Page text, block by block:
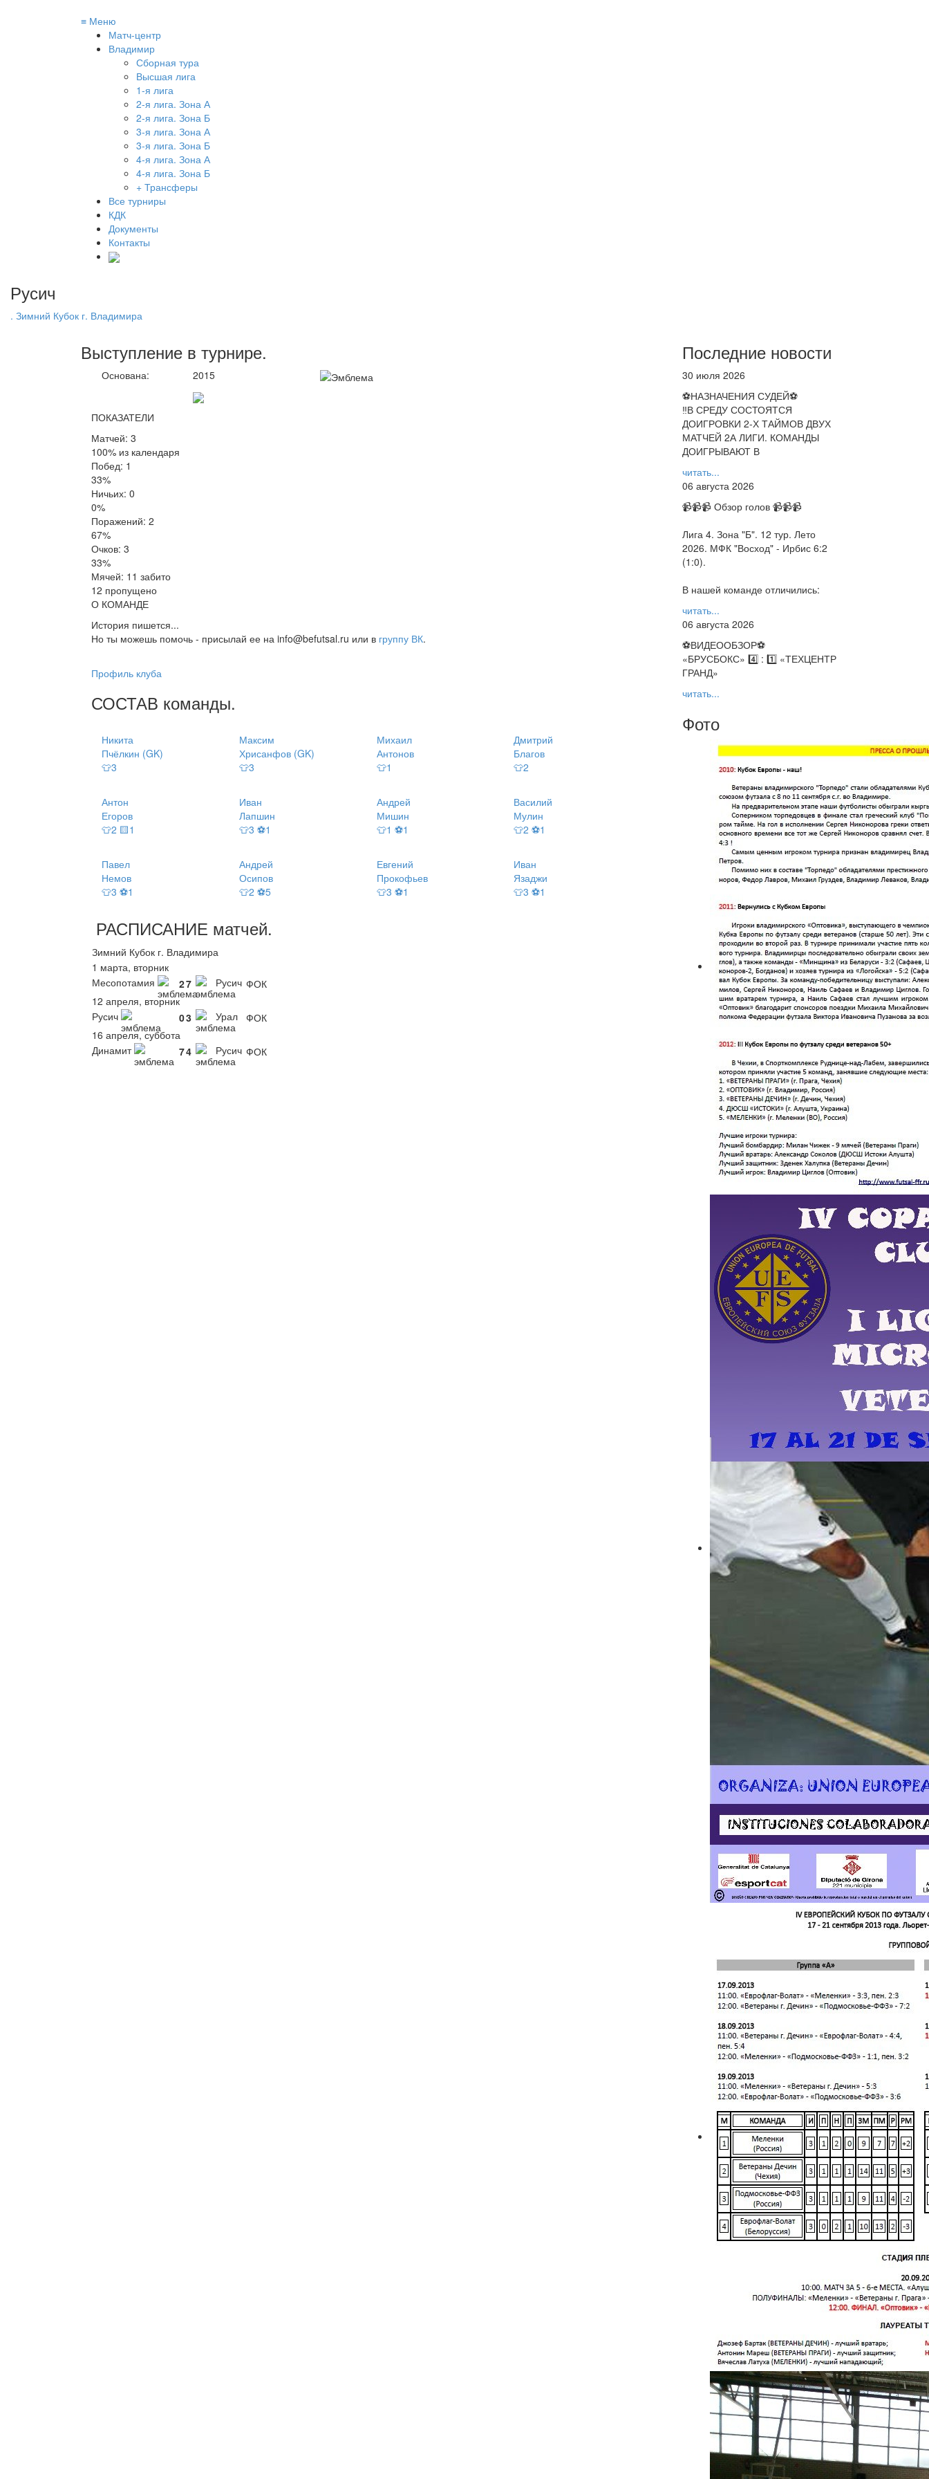
≡ Меню
Матч-центр
Владимир
Сборная тура
Высшая лига
1-я лига
2-я лига. Зона А
2-я лига. Зона Б
3-я лига. Зона А
3-я лига. Зона Б
4-я лига. Зона А
4-я лига. Зона Б
+ Трансферы
Все турниры
КДК
Документы
Контакты
Русич
. Зимний Кубок г. Владимира
Выступление в турнире.
Основана: 2015
ПОКАЗАТЕЛИ
Матчей: 3
100% из календаря
Побед: 1
33%
Ничьих: 0
0%
Поражений: 2
67%
Очков: 3
33%
Мячей: 11 забито
12 пропущено
О КОМАНДЕ
История пишется...
Но ты можешь помочь - присылай ее на info@befutsal.ru или в группу ВК.
Профиль клуба
СОСТАВ команды.
Никита
Пчёлкин (GK)
👕3
Максим
Хрисанфов (GK)
👕3
Михаил
Антонов
👕1
Дмитрий
Благов
👕2
Антон
Егоров
👕2 🟨1
Иван
Лапшин
👕3 ⚽1
Андрей
Мишин
👕1 ⚽1
Василий
Мулин
👕2 ⚽1
Павел
Немов
👕3 ⚽1
Андрей
Осипов
👕2 ⚽5
Евгений
Прокофьев
👕3 ⚽1
Иван
Язаджи
👕3 ⚽1
РАСПИСАНИЕ матчей.
Зимний Кубок г. Владимира
1 марта, вторник
Месопотамия
27 Русич ФОК
12 апреля, вторник
Русич
03 Урал ФОК
16 апреля, суббота
Динамит
74 Русич ФОК
Последние новости
30 июля 2026
⚽НАЗНАЧЕНИЯ СУДЕЙ⚽
‼В СРЕДУ СОСТОЯТСЯ
ДОИГРОВКИ 2-Х ТАЙМОВ ДВУХ
МАТЧЕЙ 2А ЛИГИ. КОМАНДЫ
ДОИГРЫВАЮТ В
читать...
06 августа 2026
📹📹📹 Обзор голов 📹📹📹
Лига 4. Зона "Б". 12 тур. Лето
2026. МФК "Восход" - Ирбис 6:2
(1:0).
В нашей команде отличились:
читать...
06 августа 2026
⚽️ВИДЕООБЗОР⚽️
«БРУСБОКС» 4️⃣ : 1️⃣ «ТЕХЦЕНТР
ГРАНД»
читать...
Фото